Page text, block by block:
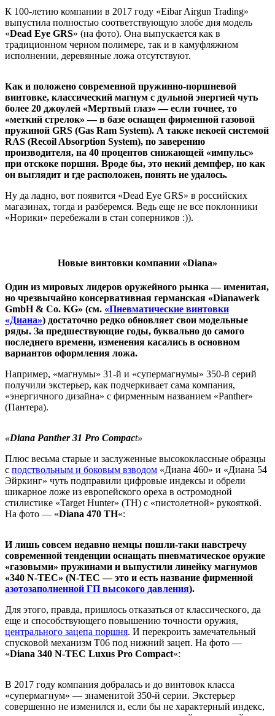
К 100-летию компании в 2017 году «Eibar Airgun Trading»
выпустила полностью соответствующую злобе дня модель
«Dead Eye GRS» (на фото). Она выпускается как в
традиционном черном полимере, так и в камуфляжном
исполнении, деревянные ложа отсутствуют.
Как и положено современной пружинно-поршневой
винтовке, классический магнум с дульной энергией чуть
более 20 джоулей «Мертвый глаз» — если точнее, то
«меткий стрелок» — в базе оснащен фирменной газовой
пружиной GRS (Gas Ram System). А также некоей системой
RAS (Recoil Absorption System), по заверению
производителя, на 40 процентов снижающей «импульс»
при отскоке поршня. Вроде бы, это некий демпфер, но как
он выглядит и где расположен, понять не удалось.
Ну да ладно, вот появится «Dead Eye GRS» в российских
магазинах, тогда и разберемся. Ведь еще не все поклонники
«Норики» перебежали в стан соперников :)).
Новые винтовки компании «Diana»
Один из мировых лидеров оружейного рынка — именитая,
но чрезвычайно консервативная германская «Dianawerk
GmbH & Co. KG» (см. «Пневматические винтовки
«Диана») достаточно редко обновляет свои модельные
ряды. За предшествующие годы, буквально до самого
последнего времени, изменения касались в основном
вариантов оформления ложа.
Например, «магнумы» 31-й и «супермагнумы» 350-й серий
получили экстерьер, как подчеркивает сама компания,
«энергичного дизайна» с фирменным названием «Panther»
(Пантера).
«Diana Panther 31 Pro Compact»
Плюс весьма старые и заслуженные высококлассные образцы
с подствольным и боковым взводом «Диана 460» и «Диана 54
Эйркинг» чуть подправили цифровые индексы и обрели
шикарное ложе из европейского ореха в остромодной
стилистике «Target Hunter» (ТН) с «пистолетной» рукояткой.
На фото — «Diana 470 TH«:
И лишь совсем недавно немцы пошли-таки навстречу
современной тенденции оснащать пневматическое оружие
«газовыми» пружинами и выпустили линейку магнумов
«340 N-TEC» (N-TEC — это и есть название фирменной
азотозаполненной ГП высокого давления).
Для этого, правда, пришлось отказаться от классического, да
еще и способствующего повышению точности оружия,
центрального зацепа поршня. И перекроить замечательный
спусковой механизм Т06 под нижний зацеп. На фото —
«Diana 340 N-TEC Luxus Pro Compact«:
В 2017 году компания добралась и до винтовок класса
«супермагнум» — знаменитой 350-й серии. Экстерьер
совершенно не изменился и, если бы не характерный индекс,